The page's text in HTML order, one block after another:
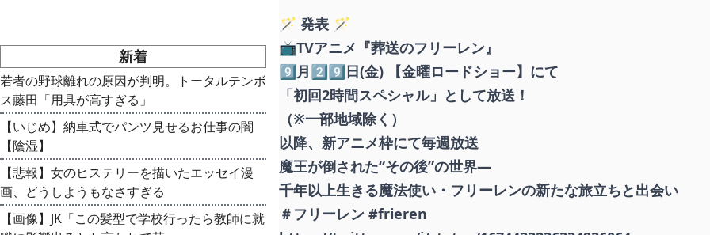
🪄 発表 🪄
📺TVアニメ『葬送のフリーレン』
9⃣月2⃣9⃣日(金) 【金曜ロードショー】にて
「初回2時間スペシャル」として放送！
（※一部地域除く）
以降、新アニメ枠にて毎週放送
魔王が倒された“その後”の世界―
千年以上生きる魔法使い・フリーレンの新たな旅立ちと出会い
＃フリーレン #frieren
新着
若者の野球離れの原因が判明。トータルテンボ
ス藤田「用具が高すぎる」
【いじめ】納車式でパンツ見せるお仕事の闇
【陰湿】
【悲報】女のヒステリーを描いたエッセイ漫
画、どうしようもなさすぎる
【画像】JK「この髪型で学校行ったら教師に就